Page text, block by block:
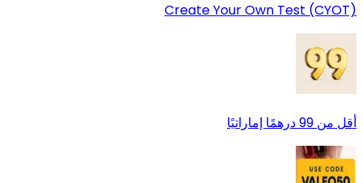
Create Your Own Test (CYOT)
أقل من 99 درهمًا إماراتيًا